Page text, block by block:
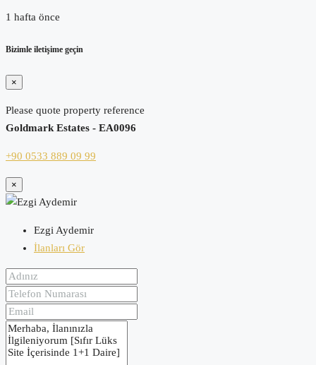
1 hafta önce
Bizimle iletişime geçin
×
Please quote property reference
Goldmark Estates - EA0096
+90 0533 889 09 99
×
Ezgi Aydemir
İlanları Gör